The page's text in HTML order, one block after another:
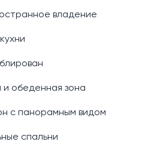
владение
и обеденная зона
с панорамным видом
спальни